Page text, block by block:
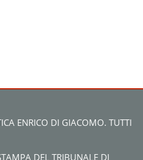
ENRICO DI GIACOMO. TUTTI
DEL TRIBUNALE DI